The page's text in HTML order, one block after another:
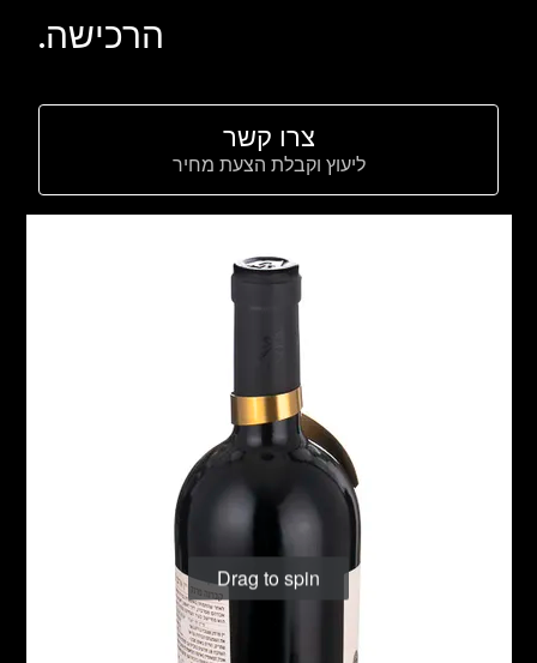
הרכישה.
צרו קשר
ליעוץ וקבלת הצעת מחיר
Drag to spin